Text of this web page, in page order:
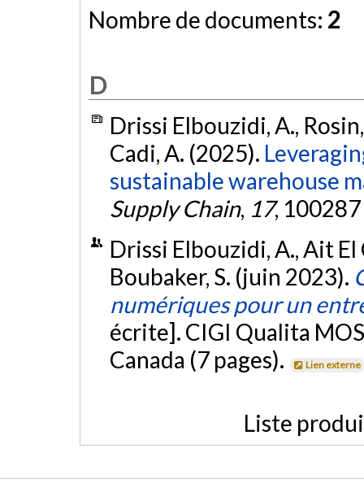
Nombre de documents: 2
D
Drissi Elbouzidi, A.,
Cadi, A. (2025).
sustainable warehouse
Supply Chain, 17,
Drissi Elbouzidi, A., Ait El
Boubaker, S. (juin 2023).
numériques pour un
écrite]. CIGI Qualita
Canada (7 pages).
Lien externe
Liste